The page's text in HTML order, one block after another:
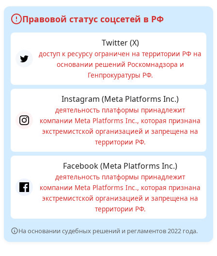
Правовой статус соцсетей в РФ
Twitter (X)
доступ к ресурсу ограничен на территории РФ на
основании решений Роскомнадзора и
Генпрокуратуры РФ.
Instagram (Meta Platforms Inc.)
деятельность платформы принадлежит
компании Meta Platforms Inc., которая признана
экстремистской организацией и запрещена на
территории РФ.
Facebook (Meta Platforms Inc.)
деятельность платформы принадлежит
компании Meta Platforms Inc., которая признана
экстремистской организацией и запрещена на
территории РФ.
На основании судебных решений и регламентов 2022 года.